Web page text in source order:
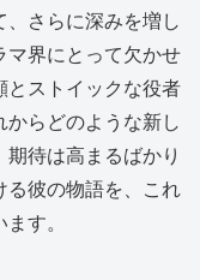
、さらに深みを増し
マ界にとって欠かせ
とストイックな役者
らどのような新し
待は高まるばかり
る彼の物語を、これ
す。